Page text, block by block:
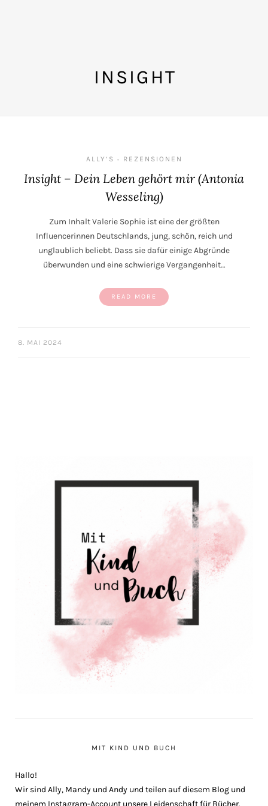
INSIGHT
ALLY‘S • REZENSIONEN
Insight – Dein Leben gehört mir (Antonia
Wesseling)
Zum Inhalt Valerie Sophie ist eine der größten
Influencerinnen Deutschlands, jung, schön, reich und
unglaublich beliebt. Dass sie dafür einige Abgründe
überwunden und eine schwierige Vergangenheit…
READ MORE
8. MAI 2024
MIT KIND UND BUCH
Hallo!
Wir sind Ally, Mandy und Andy und teilen auf diesem Blog und
meinem Instagram-Account unsere Leidenschaft für Bücher.